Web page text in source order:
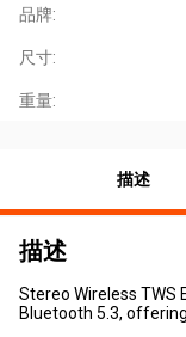
品牌:
尺寸:
重量:
描述
描述
Stereo Wireless TWS
Bluetooth 5.3,